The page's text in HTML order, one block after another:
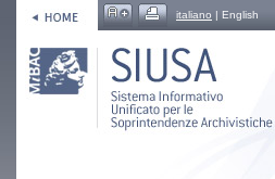
italiano | English